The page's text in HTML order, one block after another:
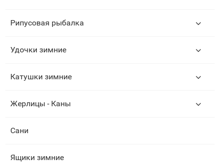
Рипусовая рыбалка
Удочки зимние
Катушки зимние
Жерлицы - Каны
Сани
Ящики зимние